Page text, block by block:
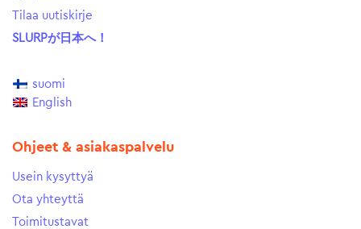
Tilaa uutiskirje
SLURPが日本へ！
suomi
English
Ohjeet & asiakaspalvelu
Usein kysyttyä
Ota yhteyttä
Toimitustavat